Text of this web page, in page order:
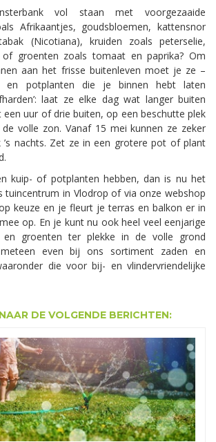
vol staan met voorgezaaide
Afrikaantjes, goudsbloemen, kattensnor
(Nicotiana), kruiden zoals peterselie,
groenten zoals tomaat en paprika? Om
aan het frisse buitenleven moet je ze –
potplanten die je binnen hebt laten
laat ze elke dag wat langer buiten
een uur of drie buiten, op een beschutte plek
volle zon. Vanaf 15 mei kunnen ze zeker
nachts. Zet ze in een grotere pot of plant
kuip- of potplanten hebben, dan is nu het
in Vlodrop of via onze webshop
keuze en je fleurt je terras en balkon er in
op. En je kunt nu ook heel veel eenjarige
en groenten ter plekke in de volle grond
even bij ons sortiment zaden en
die voor bij- en vlindervriendelijke
DE VOLGENDE BERICHTEN: